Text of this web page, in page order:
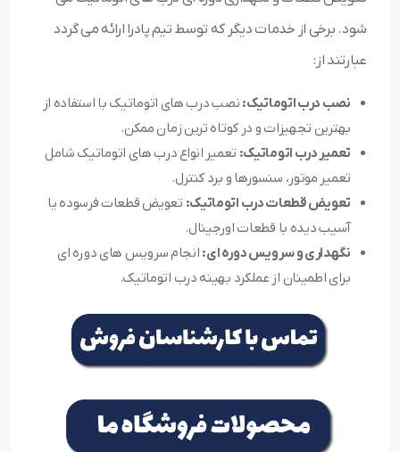
شود. برخی از خدمات دیگر که توسط تیم پادرا ارائه می گردد
عبارتند از:
نصب درب اتوماتیک: نصب درب های اتوماتیک با استفاده از
بهترین تجهیزات و در کوتاه ترین زمان ممکن.
تعمیر درب اتوماتیک: تعمیر انواع درب های اتوماتیک شامل
تعمیر موتور، سنسورها و برد کنترل.
تعویض قطعات درب اتوماتیک: تعویض قطعات فرسوده یا
آسیب دیده با قطعات اورجینال.
نگهداری و سرویس دوره ای: انجام سرویس های دوره ای
برای اطمینان از عملکرد بهینه درب اتوماتیک.